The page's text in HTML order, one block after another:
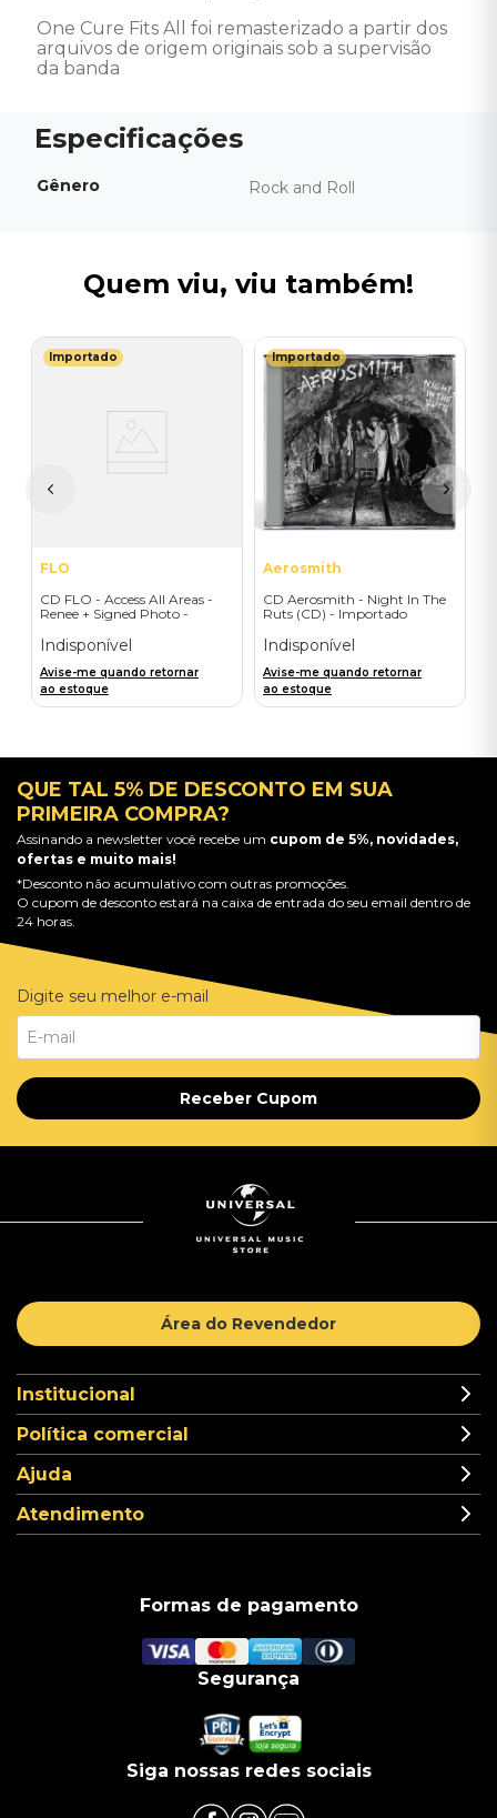
One Cure Fits All foi remasterizado a partir dos
arquivos de origem originais sob a supervisão
da banda
Gênero Rock and Roll
Quem viu, viu também!
Importado
FLO
CD FLO - Access All Areas -
Renee + Signed Photo -
Indisponível
Avise-me quando retornar
ao estoque
Importado
Aerosmith
CD Aerosmith - Night In The
Ruts (CD) - Importado
Indisponível
Avise-me quando retornar
ao estoque
QUE TAL 5% DE DESCONTO EM SUA
PRIMEIRA COMPRA?
Assinando a newsletter você recebe um cupom de 5%, novidades,
ofertas e muito mais!
*Desconto não acumulativo com outras promoções.
O cupom de desconto estará na caixa de entrada do seu email dentro de
24 horas.
Digite seu melhor e-mail
Receber Cupom
Área do Revendedor
Institucional
Política comercial
Ajuda
Atendimento
Formas de pagamento
Segurança
Siga nossas redes sociais